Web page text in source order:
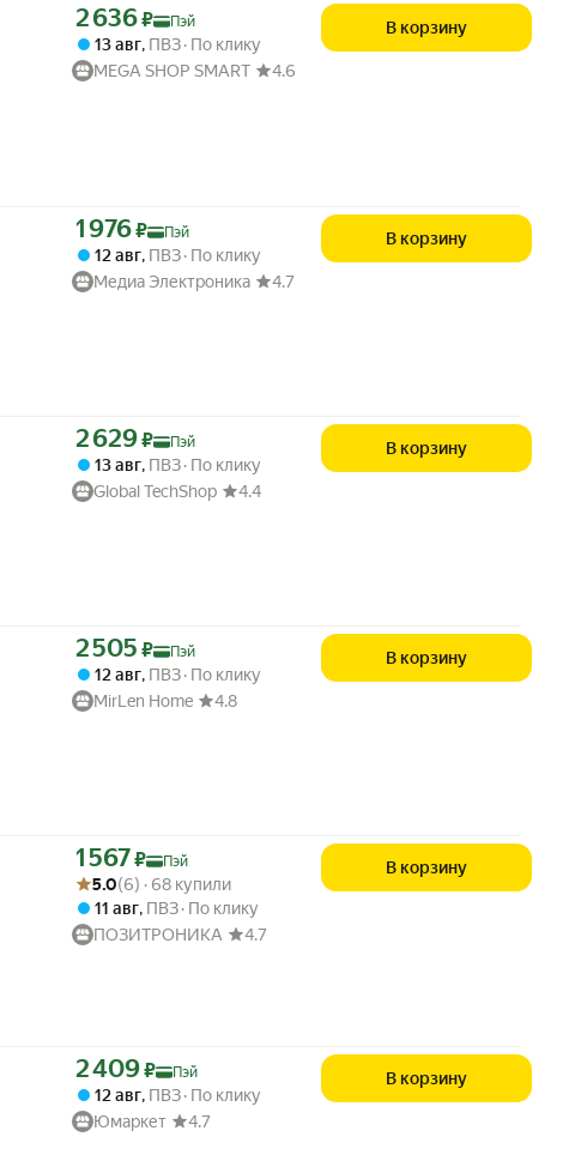
Цена с картой Яндекс Пэй 2636 ₽ вместо
2 636₽ Пэй
13 авг, ПВЗ По клику
MEGA SHOP SMART
4.6
В корзину
Цена с картой Яндекс Пэй 1976 ₽ вместо
1 976₽ Пэй
12 авг, ПВЗ По клику
Медиа Электроника
4.7
В корзину
Цена с картой Яндекс Пэй 2629 ₽ вместо
2 629₽ Пэй
13 авг, ПВЗ По клику
Global TechShop
4.4
В корзину
Цена с картой Яндекс Пэй 2505 ₽ вместо
2 505 ₽ Пэй
12 авг, ПВЗ По клику
MirLen Home
4.8
В корзину
Цена с картой Яндекс Пэй 1567 ₽ вместо
1 567₽
Пэй
Рейтинг товара: 5.0 из 5
Оценок: (6) · 68 купили
5.0(6) · 68 купили
11 авг, ПВЗ По клику
ПОЗИТРОНИКА
4.7
В корзину
Цена с картой Яндекс Пэй 2409 ₽ вместо
2 409₽ Пэй
12 авг, ПВЗ По клику
Юмаркет
4.7
В корзину